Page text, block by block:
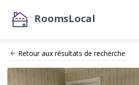
RoomsLocal
Retour aux résultats de recherche